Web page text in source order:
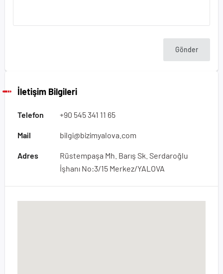
İletişim Bilgileri
Telefon +90 545 341 11 65
Mail bilgi@bizimyalova.com
Adres
Rüstempaşa Mh. Barış Sk. Serdaroğlu
İşhanı No:3/15 Merkez/YALOVA